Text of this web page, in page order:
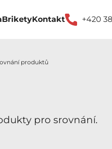
BriketyKontakt +420
produktů
pro srovnání.